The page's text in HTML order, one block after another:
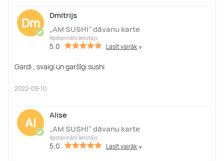
Dm
✔
Dmitrijs
„AM SUSHI” dāvanu karte
Apstiprināts lietotājs
5.0 Lasīt vairāk ∨
Gardi , svaigi un garšīgi sushi
2022-09-10
Al
✔
Alise
„AM SUSHI” dāvanu karte
Apstiprināts lietotājs
5.0 Lasīt vairāk ∨